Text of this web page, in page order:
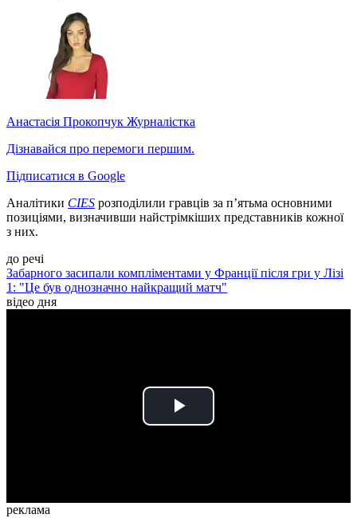
Анастасія Прокопчук Журналістка
Дізнавайся про перемоги першим.
Підписатися в Google
Аналітики CIES розподілили гравців за п’ятьма основними
позиціями, визначивши найстрімкіших представників кожної
з них.
до речі
Забарного засипали компліментами у Франції після гри у Лізі
1: "Це був однозначно найкращий матч"
відео дня
Play
реклама